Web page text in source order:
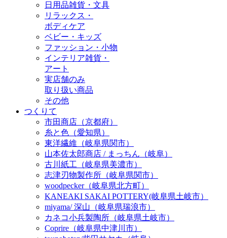
日用品雑貨・文具
リラックス・
ボディケア
ベビー・キッズ
ファッション・小物
インテリア雑貨・
アート
実店舗のみ
取り扱い商品
その他
つくりて
市田商店（京都府）
糸と色（愛知県）
東洋繊維（岐阜県関市）
山本佐太郎商店 / まっちん（岐阜）
古川紙工（岐阜県美濃市）
志津刃物製作所（岐阜県関市）
woodpecker（岐阜県北方町）
KANEAKI SAKAI POTTERY(岐阜県土岐市）
miyama/ 深山（岐阜県瑞浪市）
カネコ小兵製陶所（岐阜県土岐市）
Coprire（岐阜県中津川市）